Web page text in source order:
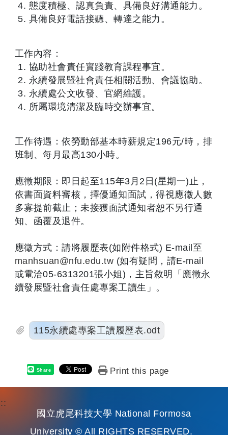
態度積極、認真負責、具備良好溝通能力。
具備良好電話接聽、轉達之能力。
工作內容：
協助社會責任實踐教育課程事宜。
永續發展暨社會責任相關活動、會議協助。
永續處公文收發、官網維護。
所屬環境清潔及臨時交辦事宜。
工作待遇：依勞動部基本時薪規定196元/時，排
班制、每月最高130小時。
應徵期限：即日起至115年3月2日(星期一)止，
依書面資料審核，擇優通知面試，得視應徵人數
多寡提前截止；未接獲面試通知者恕不另行通
知、函覆及退件。
應徵方式：請將履歷表(如附件格式) E-mail至
manhsuan@nfu.edu.tw (如有疑問，請E-mail
或電洽05-6313201張小姐)，主旨敘明「應徵永
續發展暨社會責任處專案工讀生」。
115永續處專案工讀履歷表.odt
Share Print this page
國立虎尾科技大學 National Formosa
University © All RIGHTS RESERVED.